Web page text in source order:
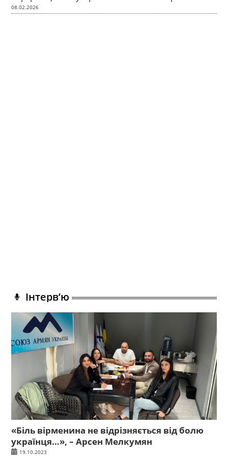
08.02.2026
Інтерв’ю
«Біль вірменина не відрізняється від болю
українця…», – Арсен Мелкумян
19.10.2023